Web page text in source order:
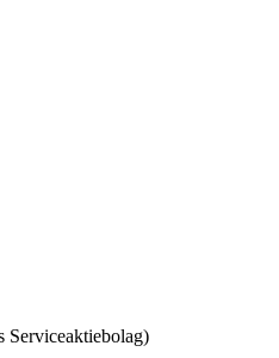
Serviceaktiebolag)